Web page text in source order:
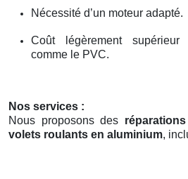
Nécessité d’un moteur adapté.
Coût légèrement supérieur
comme le PVC.
Nos services :
Nous proposons des
volets roulants en aluminium,